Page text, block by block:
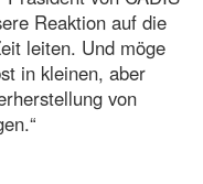
Reaktion auf die
leiten. Und möge
in kleinen, aber
von